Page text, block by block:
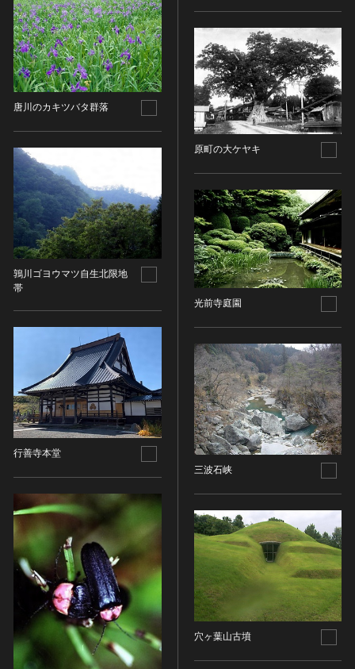
唐川のカキツバタ群落
鶉川ゴヨウマツ自生北限地
帯
行善寺本堂
原町の大ケヤキ
光前寺庭園
三波石峡
穴ヶ葉山古墳
五代十国 [中国]
宋 [中国]
元 [中国]
明 [中国]
清 [中国]
近現代 [中国]
木簡・木製品類
骨角・牙・貝製品類
その他
歴史資料／書跡・典籍／古文書
文書・書籍
絵図・地図
伝統芸能
能楽
文楽
歌舞伎
工芸技術
漆芸
染織
陶芸
その他
生活文化（食文化を除く）
その他
有形民俗文化財
無形民俗文化財
史跡
古墳
社寺跡又は旧境内
文化財保存技術
地方指定文化財
COPYRIGHT NOT EVALUATED（著作権未評価）
COPYRIGHT UNDETERMINED（著作権未決定）
NO KNOWN COPYRIGHT（知る限り著作権なし）
COPYRIGHT UNDETERMINED - JP ORPHAN
WORK（著作権未決定-裁定制度利用著作物）